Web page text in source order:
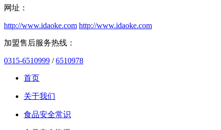
网址：
http://www.idaoke.com http://www.idaoke.com
加盟售后服务热线：
0315-6510999 /6510978
首页
关于我们
食品安全常识